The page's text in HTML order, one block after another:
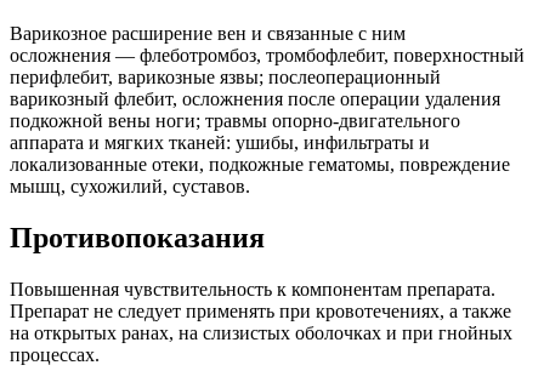
Варикозное расширение вен и связанные с ним
осложнения — флеботромбоз, тромбофлебит, поверхностный
перифлебит, варикозные язвы; послеоперационный
варикозный флебит, осложнения после операции удаления
подкожной вены ноги; травмы опорно-двигательного
аппарата и мягких тканей: ушибы, инфильтраты и
локализованные отеки, подкожные гематомы, повреждение
мышц, сухожилий, суставов.
Противопоказания
Повышенная чувствительность к компонентам препарата.
Препарат не следует применять при кровотечениях, а также
на открытых ранах, на слизистых оболочках и при гнойных
процессах.